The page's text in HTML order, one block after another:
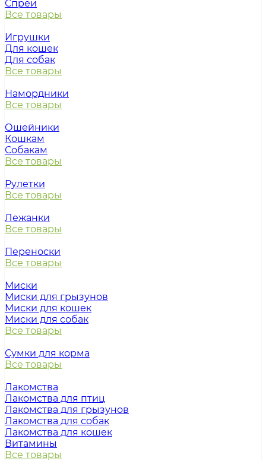
Спреи
Все товары
Игрушки
Для кошек
Для собак
Все товары
Намордники
Все товары
Ошейники
Кошкам
Собакам
Все товары
Рулетки
Все товары
Лежанки
Все товары
Переноски
Все товары
Миски
Миски для грызунов
Миски для кошек
Миски для собак
Все товары
Сумки для корма
Все товары
Лакомства
Лакомства для птиц
Лакомства для грызунов
Лакомства для собак
Лакомства для кошек
Витамины
Все товары